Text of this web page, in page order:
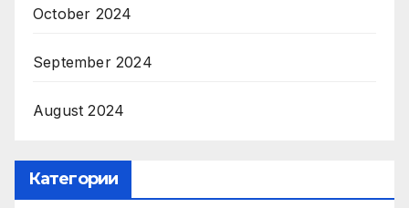
October 2024
September 2024
August 2024
Категории